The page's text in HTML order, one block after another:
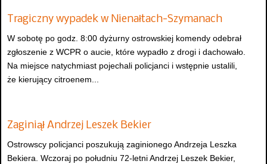
Tragiczny wypadek w Nienałtach-Szymanach
W sobotę po godz. 8:00 dyżurny ostrowskiej komendy odebrał
zgłoszenie z WCPR o aucie, które wypadło z drogi i dachowało.
Na miejsce natychmiast pojechali policjanci i wstępnie ustalili,
że kierujący citroenem...
Zaginiął Andrzej Leszek Bekier
Ostrowscy policjanci poszukują zaginionego Andrzeja Leszka
Bekiera. Wczoraj po południu 72-letni Andrzej Leszek Bekier,